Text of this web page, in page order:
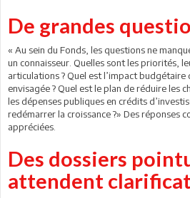
De grandes
« Au sein du Fonds, les questions ne
un connaisseur. Quelles sont les priorités,
articulations ? Quel est l’impact budgétaire
envisagée ? Quel est le plan de réduire les
les dépenses publiques en crédits
redémarrer la croissance ?» Des réponses
appréciées.
Des dossiers
attendent